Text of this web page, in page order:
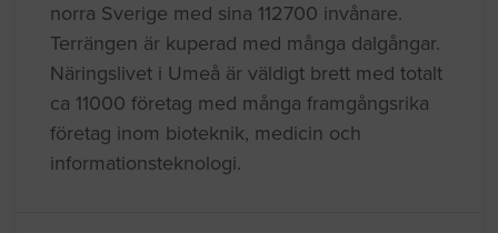
norra Sverige med sina 112700 invånare.
Terrängen är kuperad med många dalgångar.
Näringslivet i Umeå är väldigt brett med totalt
ca 11000 företag med många framgångsrika
företag inom bioteknik, medicin och
informationsteknologi.